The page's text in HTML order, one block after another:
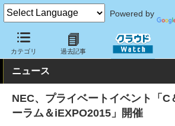
Powered by
カテゴリ 過去記事
クラウド Watch トピック イベント
ニュース
NEC、プライベートイベント「C
ーラム＆iEXPO2015」開催